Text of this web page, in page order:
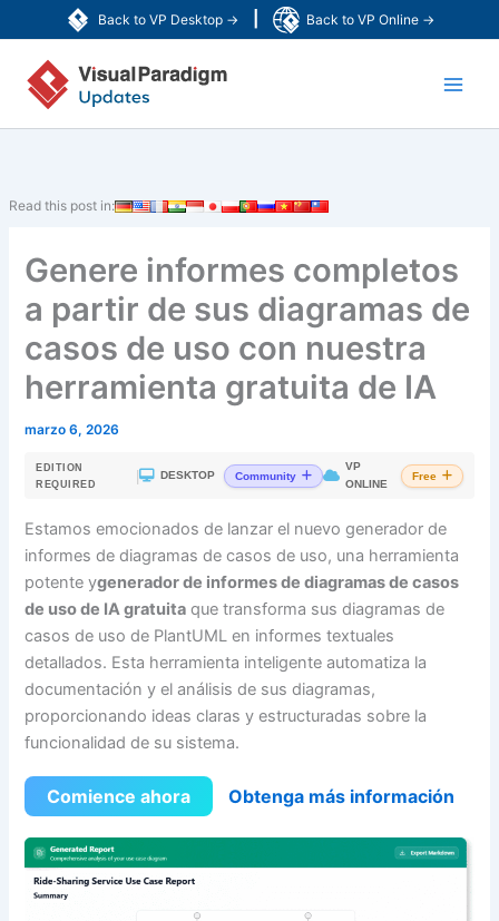
Back to VP Desktop → Back to VP Online →
al
contenido
Read this post in:
Genere informes completos
a partir de sus diagramas de
casos de uso con nuestra
herramienta gratuita de IA
marzo 6, 2026
EDITION
REQUIRED
| DESKTOP Community
VP
ONLINE
Free
Estamos emocionados de lanzar el nuevo generador de
informes de diagramas de casos de uso, una herramienta
potente ygenerador de informes de diagramas de casos
de uso de IA gratuita que transforma sus diagramas de
casos de uso de PlantUML en informes textuales
detallados. Esta herramienta inteligente automatiza la
documentación y el análisis de sus diagramas,
proporcionando ideas claras y estructuradas sobre la
funcionalidad de su sistema.
Comience ahora Obtenga más información